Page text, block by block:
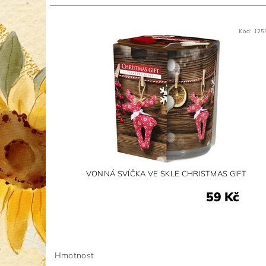
Kód:
VONNÁ SVÍČKA VE SKLE CHRISTMAS GIFT
59 Kč
Hmotnost